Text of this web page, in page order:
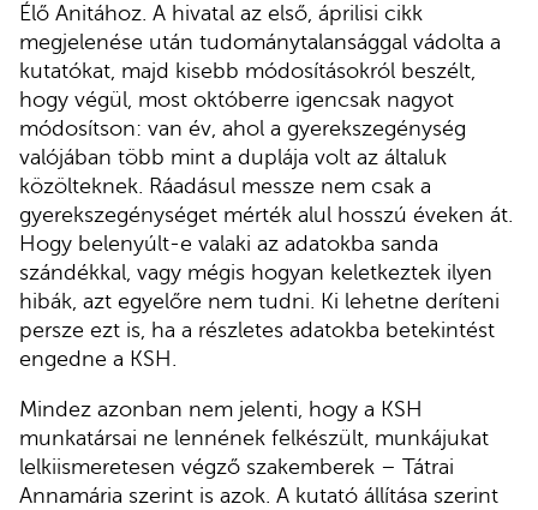
Élő Anitához. A hivatal az első, áprilisi cikk
megjelenése után tudománytalansággal vádolta a
kutatókat, majd kisebb módosításokról beszélt,
hogy végül, most októberre igencsak nagyot
módosítson: van év, ahol a gyerekszegénység
valójában több mint a duplája volt az általuk
közölteknek. Ráadásul messze nem csak a
gyerekszegénységet mérték alul hosszú éveken át.
Hogy belenyúlt-e valaki az adatokba sanda
szándékkal, vagy mégis hogyan keletkeztek ilyen
hibák, azt egyelőre nem tudni. Ki lehetne deríteni
persze ezt is, ha a részletes adatokba betekintést
engedne a KSH.
Mindez azonban nem jelenti, hogy a KSH
munkatársai ne lennének felkészült, munkájukat
lelkiismeretesen végző szakemberek – Tátrai
Annamária szerint is azok. A kutató állítása szerint